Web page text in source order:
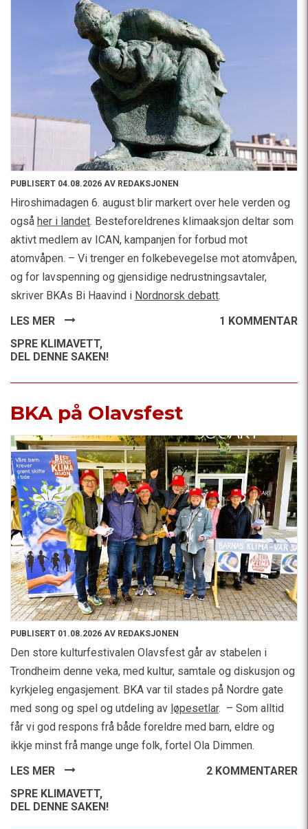
PUBLISERT 04.08.2026 AV REDAKSJONEN
Hiroshimadagen 6. august blir markert over hele verden og
også her i landet. Besteforeldrenes klimaaksjon deltar som
aktivt medlem av ICAN, kampanjen for forbud mot
atomvåpen. – Vi trenger en folkebevegelse mot atomvåpen,
og for lavspenning og gjensidige nedrustningsavtaler,
skriver BKAs Bi Haavind i Nordnorsk debatt.
LES MER
1 KOMMENTAR
SPRE KLIMAVETT,
DEL DENNE SAKEN!
BKA på Olavsfest
PUBLISERT 01.08.2026 AV REDAKSJONEN
Den store kulturfestivalen Olavsfest går av stabelen i
Trondheim denne veka, med kultur, samtale og diskusjon og
kyrkjeleg engasjement. BKA var til stades på Nordre gate
med song og spel og utdeling av løpesetlar. – Som alltid
får vi god respons frå både foreldre med barn, eldre og
ikkje minst frå mange unge folk, fortel Ola Dimmen.
LES MER
2 KOMMENTARER
SPRE KLIMAVETT,
DEL DENNE SAKEN!